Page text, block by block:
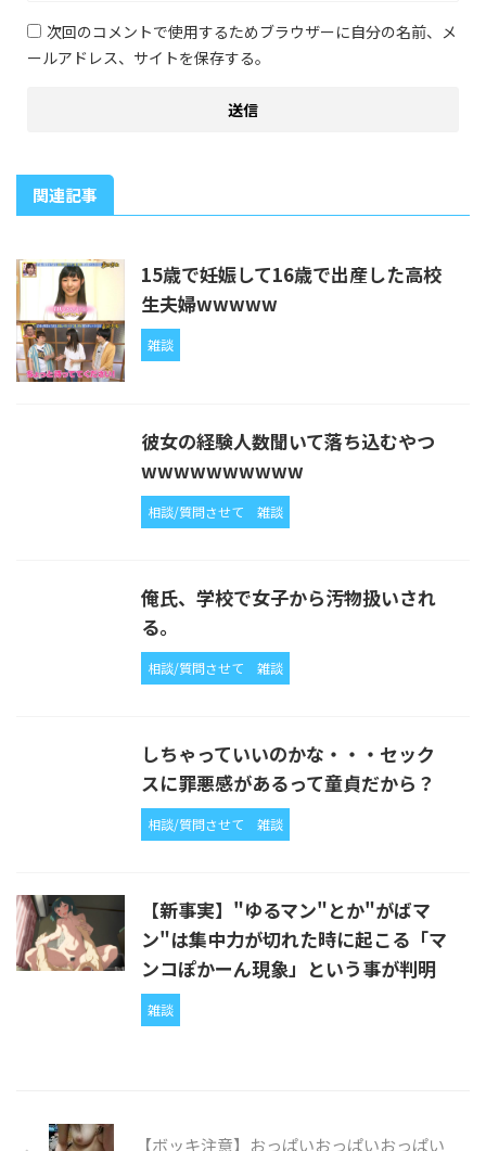
次回のコメントで使用するためブラウザーに自分の名前、メ
ールアドレス、サイトを保存する。
関連記事
15歳で妊娠して16歳で出産した高校
生夫婦wwwww
雑談
彼女の経験人数聞いて落ち込むやつ
wwwwwwwwww
相談/質問させて 雑談
俺氏、学校で女子から汚物扱いされ
る。
相談/質問させて 雑談
しちゃっていいのかな・・・セック
スに罪悪感があるって童貞だから？
相談/質問させて 雑談
【新事実】"ゆるマン"とか"がばマ
ン"は集中力が切れた時に起こる「マ
ンコぽかーん現象」という事が判明
雑談
【ボッキ注意】おっぱいおっぱいおっぱい